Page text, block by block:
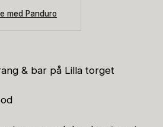
med Panduro
& bar på Lilla torget